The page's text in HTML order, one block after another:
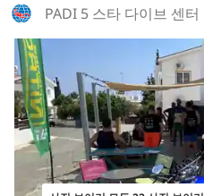
PADI 5 스타 다이브 센터